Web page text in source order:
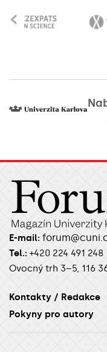
‹
E-mail:
Tel.: +420 224 491 248
Ovocný trh 3–5, 116
Kontakty / Redakce
Pokyny pro autory